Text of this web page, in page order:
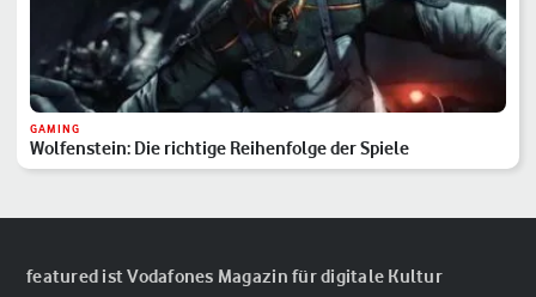
GAMING
Wolfenstein: Die richtige Reihenfolge der Spiele
featured ist Vodafones Magazin für digitale Kultur